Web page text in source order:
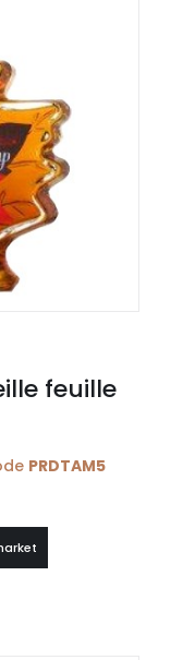
feuille
PRDTAM5